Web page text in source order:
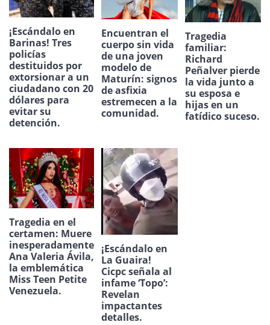
¡Escándalo en
Barinas! Tres
policías
destituidos por
extorsionar a un
ciudadano con 20
dólares para
evitar su
detención.
Encuentran el
cuerpo sin vida
de una joven
modelo de
Maturín: signos
de asfixia
estremecen a la
comunidad.
Tragedia
familiar:
Richard
Peñalver pierde
la vida junto a
su esposa e
hijas en un
fatídico suceso.
Tragedia en el
certamen: Muere
inesperadamente
Ana Valeria Ávila,
la emblemática
Miss Teen Petite
Venezuela.
¡Escándalo en
La Guaira!
Cicpc señala al
infame ‘Topo’:
Revelan
impactantes
detalles.